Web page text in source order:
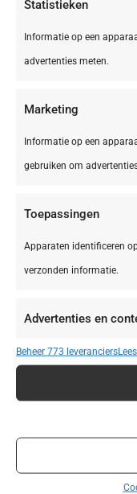
Statistieken
Informatie op een
advertenties meten.
Marketing
Informatie op een
gebruiken om
Toepassingen
Apparaten identificeren
verzonden informatie.
Advertenties en
Beheer 773 leveranciers
DE,Bliesgau
Bliesgau